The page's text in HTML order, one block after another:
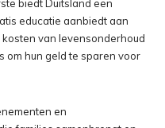
biedt Duitsland een
educatie aanbiedt aan
van levensonderhoud
om hun geld te sparen voor
en